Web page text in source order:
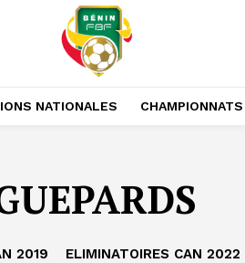
NATIONALES CHAMPIONNATS
2019 ELIMINATOIRES CAN 2022